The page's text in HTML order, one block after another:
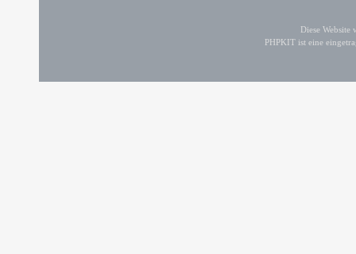
Diese
PHPKIT ist eine